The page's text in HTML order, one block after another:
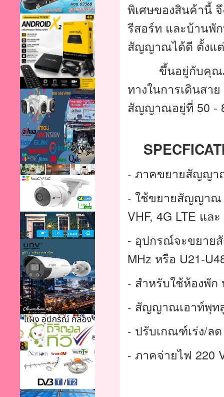
พิเศษของสินค้านี้ จึ
รีสอร์ท และบ้านพั
สัญญาณได้ดี ตั้
ทางในการเดินส
สัญญาณอยู่ที่ 50 -
- ภาคขยายสัญญา
- ใช้ขยายสัญญาณ
VHF, 4G LTE แล
- อุปกรณ์จะขยาย
MHz หรือ U21-
- สำหรับใช้ห้องพั
- สัญญาณเอาท์พุท
- ปรับเกณฑ์เร่ง/
- ภาคจ่ายไฟ 220